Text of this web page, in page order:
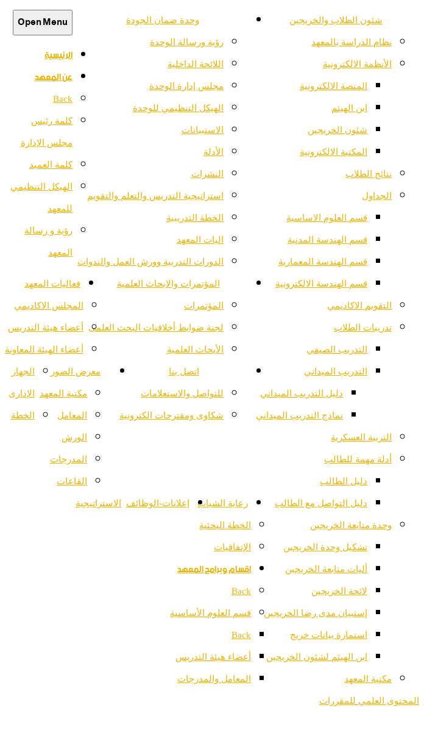
شئون الطلاب والخريجين
نظام الدراسة بالمعهد
الأنظمة الالكترونية
المنصة الالكترونية
ابن الهيثم
شئون الخريجين
المكتبة الالكترونية
نتائج الطلاب
الجداول
قسم العلوم الاساسية
قسم الهندسة المدنية
قسم الهندسة المعمارية
قسم الهندسة الالكترونية
التقويم الاكاديمي
تدريبات الطلاب
التدريب الصيفي
التدريب الميداني
دليل التدريب الميداني
نماذج التدريب الميداني
التربية العسكرية
أدلة مهمة للطالب
دليل الطالب
دليل التواصل مع الطالب
وحدة متابعة الخريجين
تشكيل وحدة الخريجين
أليات متابعة الخريجين
لائحة الخريجين
إستبيان مدى رضا الخريجين
استمارة بيانات خريج
ابن الهيثم لشئون الخريجين
مكتبة المعهد
وحدة ضمان الجودة
رؤية ورسالة الوحدة
اللائحة الداخلية
مجلس إدارة الوحدة
الهيكل التنظيمي للوحدة
الاستبيانات
الأدلة
النشرات
استراتيجية التدريس والتعلم والتقويم
الخطة التدريبية
اليات المعهد
الدورات التدربية وورش العمل والندوات
المؤتمرات والابحاث العلمية
المؤتمرات
لجنة ضوابط أخلاقيات البحث العلمى
الأبحاث العلمية
فعاليات المعهد
اتصل بنا
للتواصل والاستعلامات
شكاوى ومقترحات الكترونية
معرض الصور
مكتبة المعهد
المعامل
الورش
المدرجات
القاعات
رعاية الشباب إعلانات-الوظائف
Open Menu
الرئيسية
عن المعهد
Back
كلمة رئيس
مجلس الإدارة
كلمة العميد
الهيكل التنظيمي
للمعهد
رؤية و رسالة
المعهد
المجلس الاكاديمي
أعضاء هيئة التدريس
أعضاء الهيئة المعاونة
الجهاز
الإدارى
الخطة
الاستراتيجية
الخطة البحثية
الإتفاقيات
اقسام وبرامج المعهد
Back
قسم العلوم الأساسية
Back
أعضاء هيئة التدريس
المعامل والمدرجات
المحتوى العلمي للمقررات